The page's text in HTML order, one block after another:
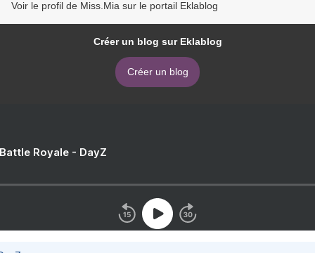
Voir le profil de Miss.Mia sur le portail Eklablog
Créer un blog sur Eklablog
Créer un blog
Royale - DayZ